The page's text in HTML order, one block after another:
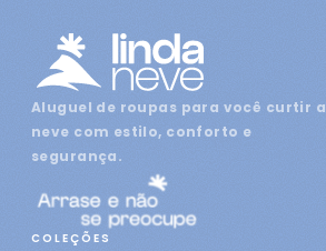
Aluguel de roupas para você curtir a
neve com estilo, conforto e
segurança.
COLEÇÕES